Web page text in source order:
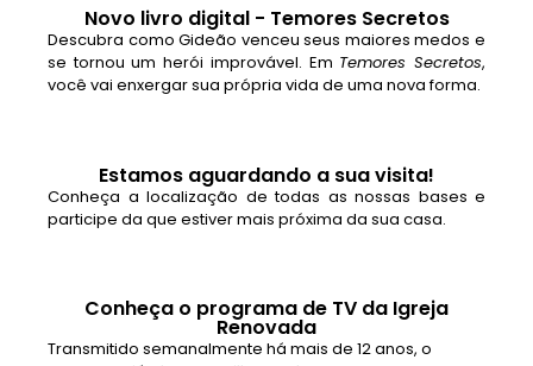
Novo livro digital - Temores Secretos
Descubra como Gideão venceu seus maiores medos e
se tornou um herói improvável. Em Temores Secretos,
você vai enxergar sua própria vida de uma nova forma.
Estamos aguardando a sua visita!
Conheça a localização de todas as nossas bases e
participe da que estiver mais próxima da sua casa.
Conheça o programa de TV da Igreja
Renovada
Transmitido semanalmente há mais de 12 anos, o